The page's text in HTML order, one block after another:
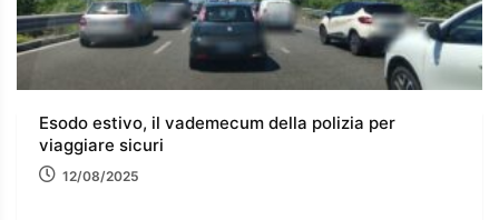
Esodo estivo, il vademecum della polizia per
viaggiare sicuri
12/08/2025